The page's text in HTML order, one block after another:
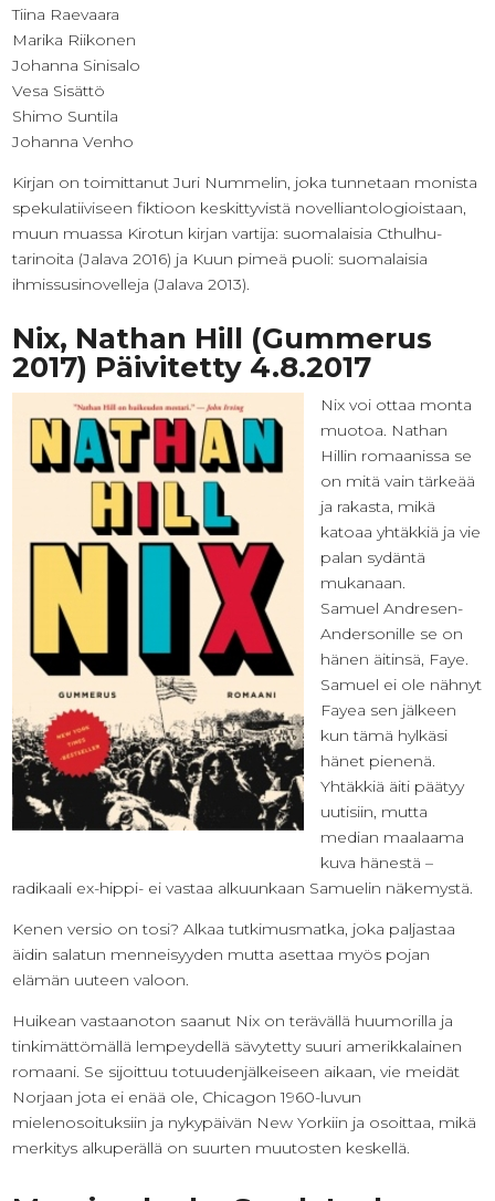
Tiina Raevaara
Marika Riikonen
Johanna Sinisalo
Vesa Sisättö
Shimo Suntila
Johanna Venho
Kirjan on toimittanut Juri Nummelin, joka tunnetaan monista
spekulatiiviseen fiktioon keskittyvistä novelliantologioistaan,
muun muassa Kirotun kirjan vartija: suomalaisia Cthulhu-
tarinoita (Jalava 2016) ja Kuun pimeä puoli: suomalaisia
ihmissusinovelleja (Jalava 2013).
Nix, Nathan Hill (Gummerus
2017) Päivitetty 4.8.2017
Nix voi ottaa monta
muotoa. Nathan
Hillin romaanissa se
on mitä vain tärkeää
ja rakasta, mikä
katoaa yhtäkkiä ja vie
palan sydäntä
mukanaan.
Samuel Andresen-
Andersonille se on
hänen äitinsä, Faye.
Samuel ei ole nähnyt
Fayea sen jälkeen
kun tämä hylkäsi
hänet pienenä.
Yhtäkkiä äiti päätyy
uutisiin, mutta
median maalaama
kuva hänestä –
radikaali ex-hippi- ei vastaa alkuunkaan Samuelin näkemystä.
Kenen versio on tosi? Alkaa tutkimusmatka, joka paljastaa
äidin salatun menneisyyden mutta asettaa myös pojan
elämän uuteen valoon.
Huikean vastaanoton saanut Nix on terävällä huumorilla ja
tinkimättömällä lempeydellä sävytetty suuri amerikkalainen
romaani. Se sijoittuu totuudenjälkeiseen aikaan, vie meidät
Norjaan jota ei enää ole, Chicagon 1960-luvun
mielenosoituksiin ja nykypäivän New Yorkiin ja osoittaa, mikä
merkitys alkuperällä on suurten muutosten keskellä.